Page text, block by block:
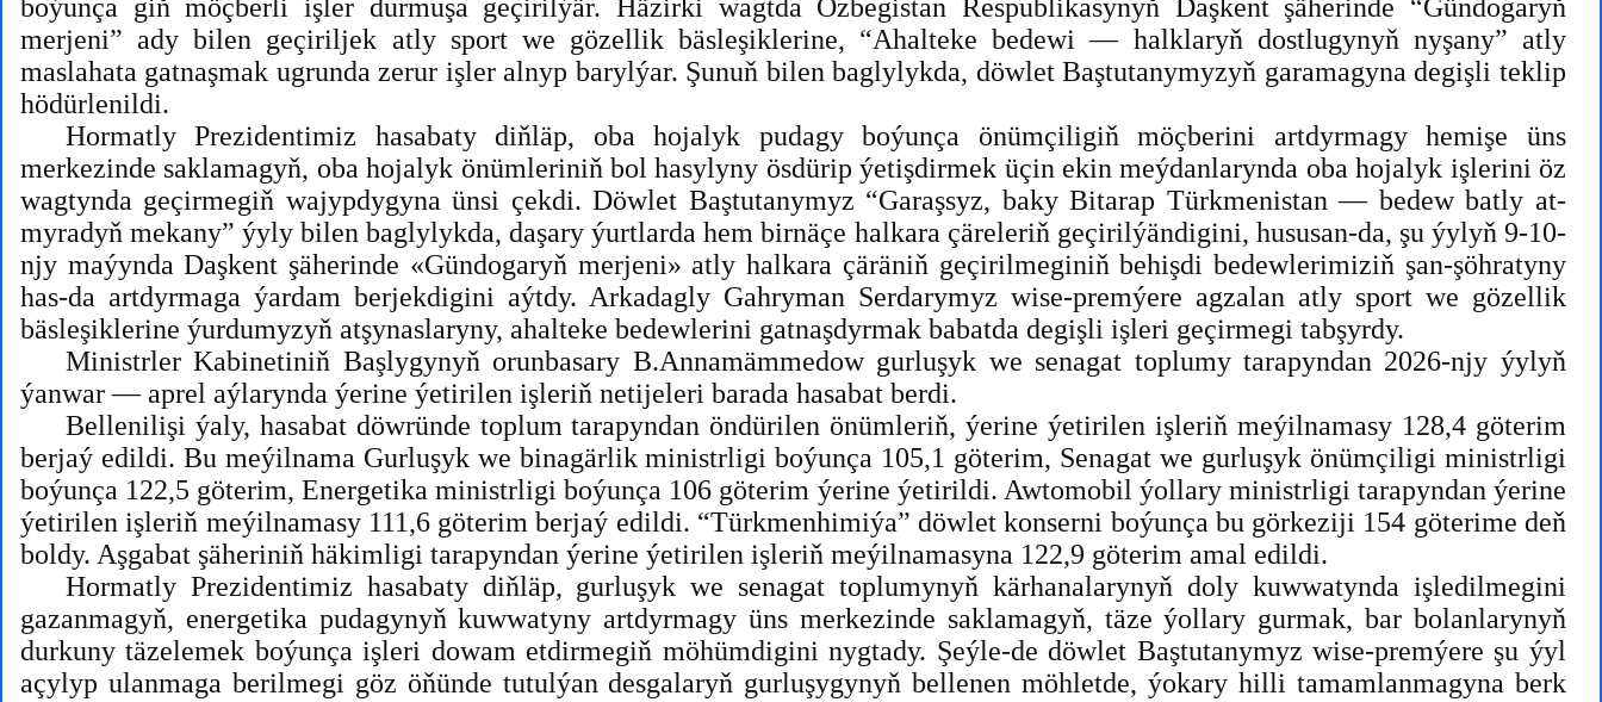
boýunça giň möçberli işler durmuşa geçirilýär. Häzirki wagtda Özbegistan Respublikasynyň Daşkent şäherinde “Gündogaryň
merjeni” ady bilen geçiriljek atly sport we gözellik bäsleşiklerine, “Ahalteke bedewi — halklaryň dostlugynyň nyşany” atly
maslahata gatnaşmak ugrunda zerur işler alnyp barylýar. Şunuň bilen baglylykda, döwlet Baştutanymyzyň garamagyna degişli teklip
hödürlenildi.
Hormatly Prezidentimiz hasabaty diňläp, oba hojalyk pudagy boýunça önümçiligiň möçberini artdyrmagy hemişe üns
merkezinde saklamagyň, oba hojalyk önümleriniň bol hasylyny ösdürip ýetişdirmek üçin ekin meýdanlarynda oba hojalyk işlerini öz
wagtynda geçirmegiň wajypdygyna ünsi çekdi. Döwlet Baştutanymyz “Garaşsyz, baky Bitarap Türkmenistan — bedew batly at-
myradyň mekany” ýyly bilen baglylykda, daşary ýurtlarda hem birnäçe halkara çäreleriň geçirilýändigini, hususan-da, şu ýylyň 9-10-
njy maýynda Daşkent şäherinde «Gündogaryň merjeni» atly halkara çäräniň geçirilmeginiň behişdi bedewlerimiziň şan-şöhratyny
has-da artdyrmaga ýardam berjekdigini aýtdy. Arkadagly Gahryman Serdarymyz wise-premýere agzalan atly sport we gözellik
bäsleşiklerine ýurdumyzyň atşynaslaryny, ahalteke bedewlerini gatnaşdyrmak babatda degişli işleri geçirmegi tabşyrdy.
Ministrler Kabinetiniň Başlygynyň orunbasary B.Annamämmedow gurluşyk we senagat toplumy tarapyndan 2026-njy ýylyň
ýanwar — aprel aýlarynda ýerine ýetirilen işleriň netijeleri barada hasabat berdi.
Bellenilişi ýaly, hasabat döwründe toplum tarapyndan öndürilen önümleriň, ýerine ýetirilen işleriň meýilnamasy 128,4 göterim
berjaý edildi. Bu meýilnama Gurluşyk we binagärlik ministrligi boýunça 105,1 göterim, Senagat we gurluşyk önümçiligi ministrligi
boýunça 122,5 göterim, Energetika ministrligi boýunça 106 göterim ýerine ýetirildi. Awtomobil ýollary ministrligi tarapyndan ýerine
ýetirilen işleriň meýilnamasy 111,6 göterim berjaý edildi. “Türkmenhimiýa” döwlet konserni boýunça bu görkeziji 154 göterime deň
boldy. Aşgabat şäheriniň häkimligi tarapyndan ýerine ýetirilen işleriň meýilnamasyna 122,9 göterim amal edildi.
Hormatly Prezidentimiz hasabaty diňläp, gurluşyk we senagat toplumynyň kärhanalarynyň doly kuwwatynda işledilmegini
gazanmagyň, energetika pudagynyň kuwwatyny artdyrmagy üns merkezinde saklamagyň, täze ýollary gurmak, bar bolanlarynyň
durkuny täzelemek boýunça işleri dowam etdirmegiň möhümdigini nygtady. Şeýle-de döwlet Baştutanymyz wise-premýere şu ýyl
açylyp ulanmaga berilmegi göz öňünde tutulýan desgalaryň gurluşygynyň bellenen möhletde, ýokary hilli tamamlanmagyna berk